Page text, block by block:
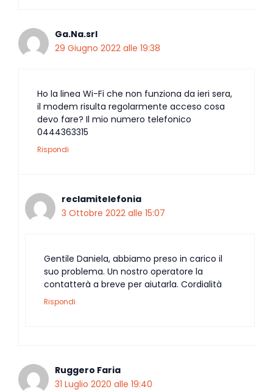
Ga.Na.srl
29 Giugno 2022 alle 19:38
Ho la linea Wi-Fi che non funziona da ieri sera,
il modem risulta regolarmente acceso cosa
devo fare? Il mio numero telefonico
0444363315
Rispondi
reclamitelefonia
3 Ottobre 2022 alle 15:07
Gentile Daniela, abbiamo preso in carico il
suo problema. Un nostro operatore la
contatterà a breve per aiutarla. Cordialità
Rispondi
Ruggero Faria
31 Luglio 2020 alle 19:40